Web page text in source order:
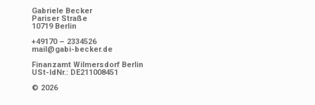
Gabriele Becker
Pariser Straße
10719 Berlin
+49170 – 2334526
mail@gabi-becker.de
Finanzamt Wilmersdorf Berlin
USt-IdNr.: DE211008451
© 2026